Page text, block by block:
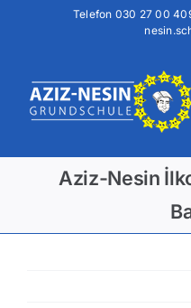
Telefon 030 27 00
Aziz-Nesin